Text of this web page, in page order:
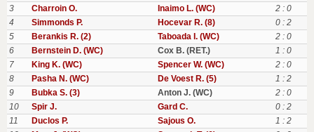
3
Charroin O. Inaimo L. (WC)
2 : 0
4
Simmonds P. Hocevar R. (8)
0 : 2
5
Berankis R. (2) Taboada I. (WC)
2 : 0
6
Bernstein D. (WC) Cox B. (RET.)
1 : 0
7
King K. (WC) Spencer W. (WC)
2 : 0
8
Pasha N. (WC) De Voest R. (5)
1 : 2
9
Bubka S. (3) Anton J. (WC)
2 : 0
10
Spir J. Gard C.
0 : 2
11
Duclos P. Sajous O.
1 : 2